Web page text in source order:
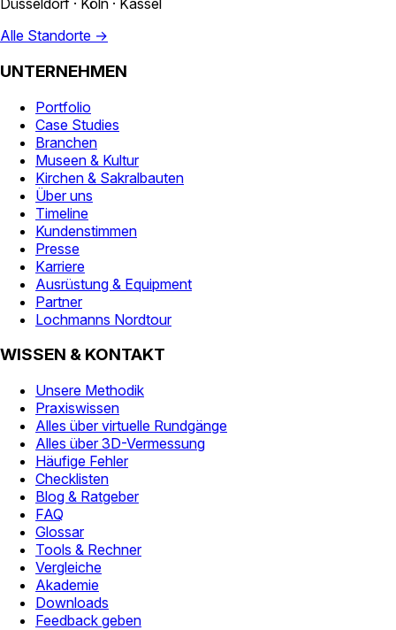
Düsseldorf · Köln · Kassel
Alle Standorte →
UNTERNEHMEN
Portfolio
Case Studies
Branchen
Museen & Kultur
Kirchen & Sakralbauten
Über uns
Timeline
Kundenstimmen
Presse
Karriere
Ausrüstung & Equipment
Partner
Lochmanns Nordtour
WISSEN & KONTAKT
Unsere Methodik
Praxiswissen
Alles über virtuelle Rundgänge
Alles über 3D-Vermessung
Häufige Fehler
Checklisten
Blog & Ratgeber
FAQ
Glossar
Tools & Rechner
Vergleiche
Akademie
Downloads
Feedback geben